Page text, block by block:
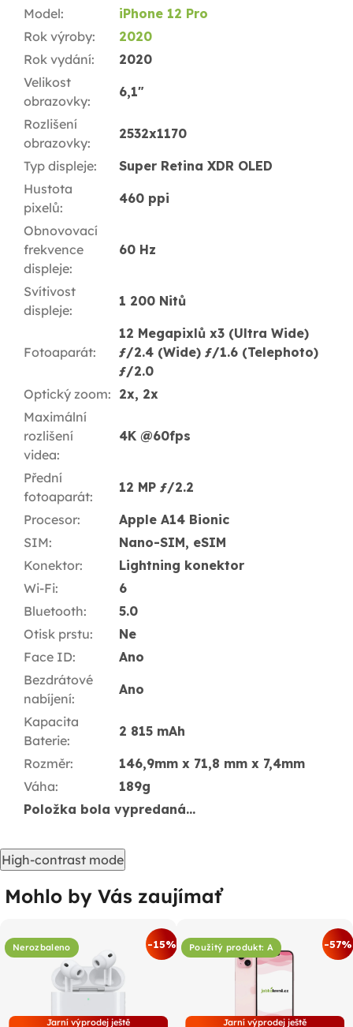
Model:
iPhone 12 Pro
Rok výroby:
2020
Rok vydání:
2020
Velikost
obrazovky:
6,1"
Rozlišení
obrazovky:
2532x1170
Typ displeje:
Super Retina XDR OLED
Hustota
pixelů:
460 ppi
Obnovovací
frekvence
displeje:
60 Hz
Svítivost
displeje:
1 200 Nitů
Fotoaparát:
12 Megapixlů x3 (Ultra Wide)
ƒ/2.4 (Wide) ƒ/1.6 (Telephoto)
ƒ/2.0
Optický zoom: 2x, 2x
Maximální
rozlišení
videa:
4K @60fps
Přední
fotoaparát:
12 MP ƒ/2.2
Procesor:
Apple A14 Bionic
SIM:
Nano-SIM, eSIM
Konektor:
Lightning konektor
Wi-Fi:
6
Bluetooth:
5.0
Otisk prstu:
Ne
Face ID:
Ano
Bezdrátové
nabíjení:
Ano
Kapacita
Baterie:
2 815 mAh
Rozměr:
146,9mm x 71,8 mm x 7,4mm
Váha:
189g
Položka bola vypredaná…
High-contrast mode
Mohlo by Vás zaujímať
Nerozbaleno -15%
Jarní výprodej ještě
Použitý produkt: A -57%
Jarní výprodej ještě